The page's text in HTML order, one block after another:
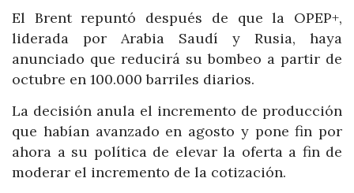
El Brent repuntó después de que la OPEP+,
liderada por Arabia Saudí y Rusia, haya
anunciado que reducirá su bombeo a partir de
octubre en 100.000 barriles diarios.
La decisión anula el incremento de producción
que habían avanzado en agosto y pone fin por
ahora a su política de elevar la oferta a fin de
moderar el incremento de la cotización.